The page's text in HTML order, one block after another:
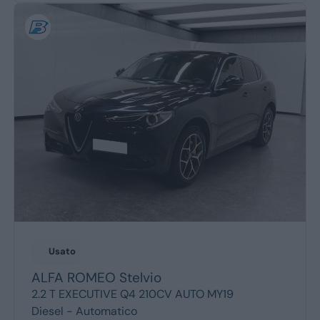
Usato
ALFA ROMEO Stelvio
2.2 T EXECUTIVE Q4 210CV AUTO MY19
Diesel - Automatico